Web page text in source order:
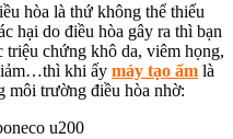
hòa là thứ không thể thiếu
hại do điều hòa gây ra thì bạn
triệu chứng khô da, viêm họng,
khi ấy máy tạo ẩm là
môi trường điều hòa nhờ: